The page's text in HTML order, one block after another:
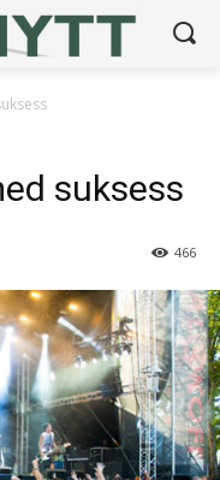
suksess
466